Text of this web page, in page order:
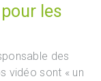
les
des
vidéo sont « un